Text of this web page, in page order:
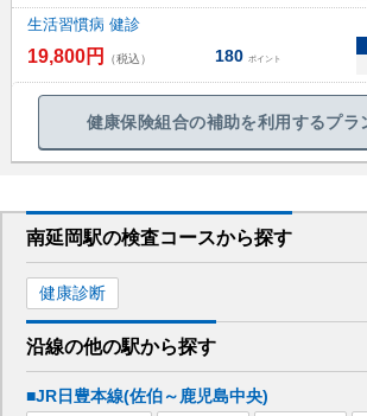
生活習慣病 健診
19,800円 （税込） 180 ポイント
健康保険組合の補助を利用するプラ
南延岡駅の検査コースから探す
健康診断
沿線の他の駅から探す
■JR日豊本線(佐伯～鹿児島中央)